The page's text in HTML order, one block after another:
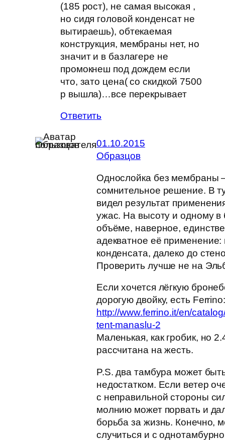
(185 рост), не самая высокая ,
но сидя головой конденсат не
вытираешь), обтекаемая
конструкция, мембраны нет, но
значит и в базлагере не
промокнеш под дождем если
что, зато цена( со скидкой 7500
р вышла)…все перекрывает
Ответить
01.10.2015
Образцов
Однослойка без мембраны
сомнительное решение. В
видел результат
ужас. На высоту и одному
объёме, наверное,
адекватное её
конденсата, далеко до
Проверить лучше не на
Если хочется лёгкую
дорогую двойку, есть Ferrino:
http://www.ferrino.it/en/
tent-manaslu-2
Маленькая, как гробик, но
рассчитана на жесть.
P.S. два тамбура может
недостатком. Если ветер
с неправильной стороны
молнию может порвать и
борьба за жизнь. Конечно,
случиться и с